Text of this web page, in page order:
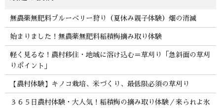
無農薬無肥料ブルーベリー狩り（夏休み親子体験）畑の消滅
始まりました！無農薬無肥料稲積梅摘み取り体験
軽く見るな！農村移住・地域に溶け込む＝草刈り「急斜面の草刈
りポイント」
【農村体験】キノコ栽培、米づくり、最低限必須の草刈り
３６５日農村体験・大人気！稲積梅の摘み取り体験／来られよ氷